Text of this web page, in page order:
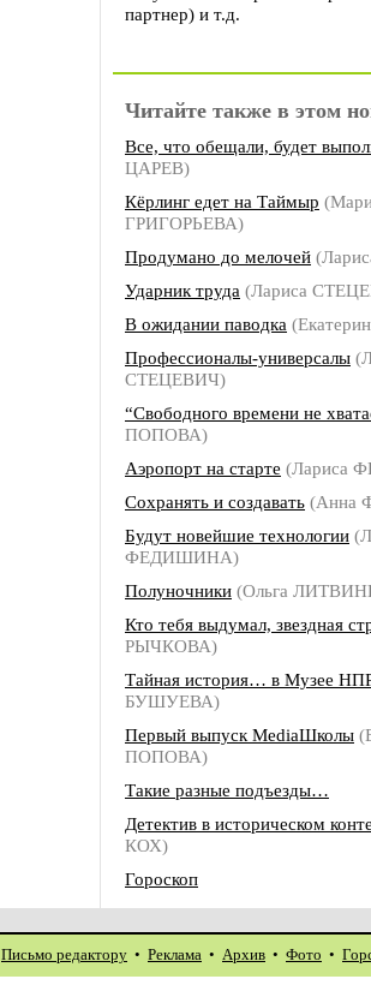
партнер) и т.д.
Читайте также в этом
Все, что обещали, будет
ЦАРЕВ)
Кёрлинг едет на Таймыр
ГРИГОРЬЕВА)
Продумано до мелочей
Ударник труда (Лариса
В ожидании паводка
Профессионалы-универсалы
СТЕЦЕВИЧ)
“Свободного времени не
ПОПОВА)
Аэропорт на старте (Лариса
Сохранять и создавать (Анна
Будут новейшие технологии
ФЕДИШИНА)
Полуночники (Ольга
Кто тебя выдумал, звездная
РЫЧКОВА)
Тайная история… в Музее
БУШУЕВА)
Первый выпуск MediaШколы
ПОПОВА)
Такие разные подъезды…
Детектив в историческом
КОХ)
Гороскоп
Письмо редактору • Реклама • Архив • Фото •